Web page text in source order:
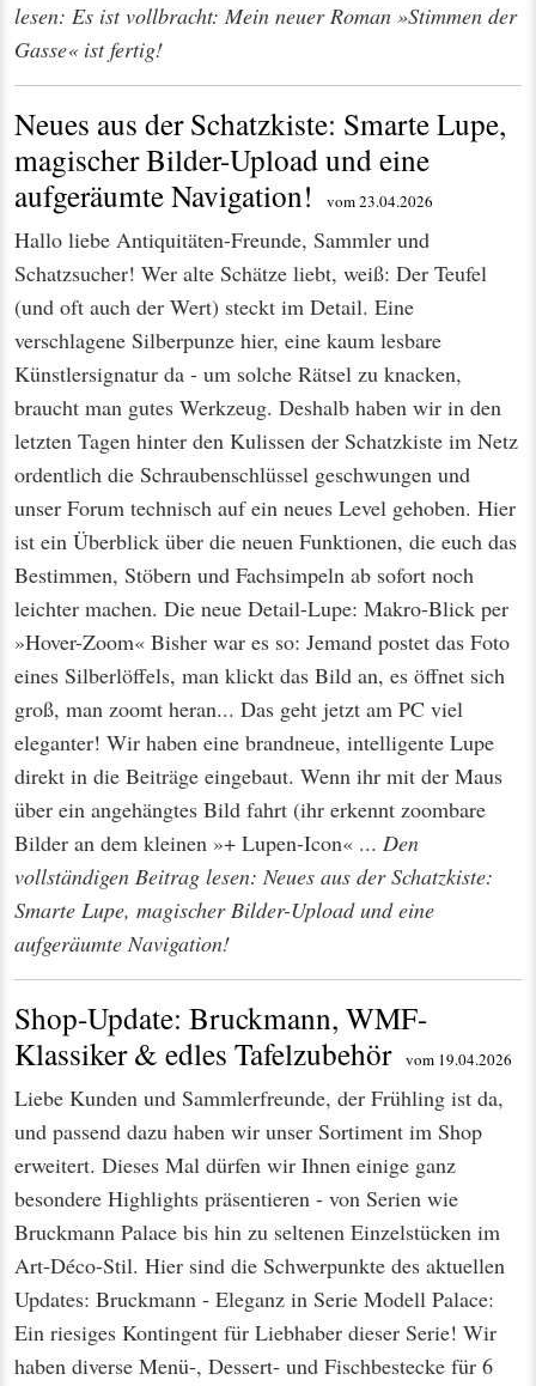
lesen: Es ist vollbracht: Mein neuer Roman »Stimmen der
Gasse« ist fertig!
Neues aus der Schatzkiste: Smarte Lupe,
magischer Bilder-Upload und eine
aufgeräumte Navigation!
vom 23.04.2026
Hallo liebe Antiquitäten-Freunde, Sammler und
Schatzsucher! Wer alte Schätze liebt, weiß: Der Teufel
(und oft auch der Wert) steckt im Detail. Eine
verschlagene Silberpunze hier, eine kaum lesbare
Künstlersignatur da - um solche Rätsel zu knacken,
braucht man gutes Werkzeug. Deshalb haben wir in den
letzten Tagen hinter den Kulissen der Schatzkiste im Netz
ordentlich die Schraubenschlüssel geschwungen und
unser Forum technisch auf ein neues Level gehoben. Hier
ist ein Überblick über die neuen Funktionen, die euch das
Bestimmen, Stöbern und Fachsimpeln ab sofort noch
leichter machen. Die neue Detail-Lupe: Makro-Blick per
»Hover-Zoom« Bisher war es so: Jemand postet das Foto
eines Silberlöffels, man klickt das Bild an, es öffnet sich
groß, man zoomt heran... Das geht jetzt am PC viel
eleganter! Wir haben eine brandneue, intelligente Lupe
direkt in die Beiträge eingebaut. Wenn ihr mit der Maus
über ein angehängtes Bild fahrt (ihr erkennt zoombare
Bilder an dem kleinen »+ Lupen-Icon« ... Den
vollständigen Beitrag lesen: Neues aus der Schatzkiste:
Smarte Lupe, magischer Bilder-Upload und eine
aufgeräumte Navigation!
Shop-Update: Bruckmann, WMF-
Klassiker & edles Tafelzubehörvom 19.04.2026
Liebe Kunden und Sammlerfreunde, der Frühling ist da,
und passend dazu haben wir unser Sortiment im Shop
erweitert. Dieses Mal dürfen wir Ihnen einige ganz
besondere Highlights präsentieren - von Serien wie
Bruckmann Palace bis hin zu seltenen Einzelstücken im
Art-Déco-Stil. Hier sind die Schwerpunkte des aktuellen
Updates: Bruckmann - Eleganz in Serie Modell Palace:
Ein riesiges Kontingent für Liebhaber dieser Serie! Wir
haben diverse Menü-, Dessert- und Fischbestecke für 6